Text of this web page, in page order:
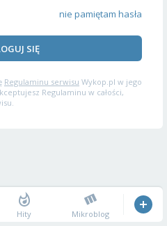
nie pamiętam hasła
SIĘ
Regulaminu serwisu Wykop.pl w jego
Regulaminu w całości,
Hity Mikroblog